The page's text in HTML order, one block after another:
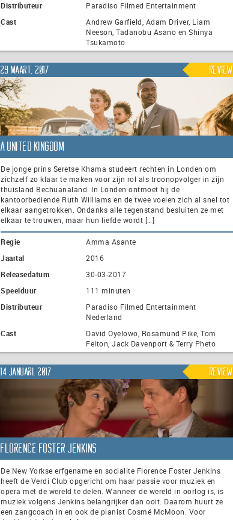
Distributeur
Paradiso Filmed Entertainment
Cast
Andrew Garfield, Adam Driver, Liam
Neeson, Tadanobu Asano en Shinya
Tsukamoto
29 maart, 2017 Review
A United Kingdom
De jonge prins Seretse Khama studeert rechten in Londen om
zichzelf zo klaar te maken voor zijn rol als troonopvolger in zijn
thuisland Bechuanaland. In Londen ontmoet hij de
kantoorbediende Ruth Williams en de twee voelen zich al snel tot
elkaar aangetrokken. Ondanks alle tegenstand besluiten ze met
elkaar te trouwen, maar hun liefde wordt […]
Regie
Amma Asante
Jaartal
2016
Releasedatum
30-03-2017
Speelduur
111 minuten
Distributeur
Paradiso Filmed Entertainment
Nederland
Cast
David Oyelowo, Rosamund Pike, Tom
Felton, Jack Davenport & Terry Pheto
14 januari, 2017 Review
Florence Foster Jenkins
De New Yorkse erfgename en socialite Florence Foster Jenkins
heeft de Verdi Club opgericht om haar passie voor muziek en
opera met de wereld te delen. Wanneer de wereld in oorlog is, is
muziek volgens Jenkins belangrijker dan ooit. Daarom huurt ze
een zangcoach in en ook de pianist Cosmé McMoon. Voor